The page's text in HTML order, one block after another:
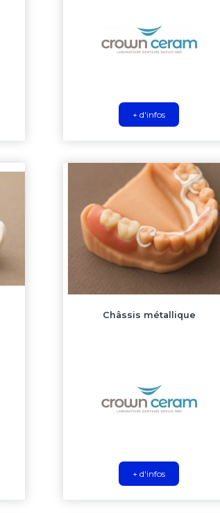
+ d'infos
Châssis métallique
+ d'infos